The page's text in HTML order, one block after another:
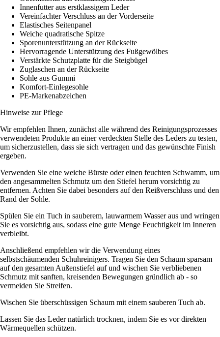
Innenfutter aus erstklassigem Leder
Vereinfachter Verschluss an der Vorderseite
Elastisches Seitenpanel
Weiche quadratische Spitze
Sporenunterstützung an der Rückseite
Hervorragende Unterstützung des Fußgewölbes
Verstärkte Schutzplatte für die Steigbügel
Zuglaschen an der Rückseite
Sohle aus Gummi
Komfort-Einlegesohle
PE-Markenabzeichen
Hinweise zur Pflege
Wir empfehlen Ihnen, zunächst alle während des Reinigungsprozesses
verwendeten Produkte an einer verdeckten Stelle des Leders zu testen,
um sicherzustellen, dass sie sich vertragen und das gewünschte Finish
ergeben.
Verwenden Sie eine weiche Bürste oder einen feuchten Schwamm, um
den angesammelten Schmutz um den Stiefel herum vorsichtig zu
entfernen. Achten Sie dabei besonders auf den Reißverschluss und den
Rand der Sohle.
Spülen Sie ein Tuch in sauberem, lauwarmem Wasser aus und wringen
Sie es vorsichtig aus, sodass eine gute Menge Feuchtigkeit im Inneren
verbleibt.
Anschließend empfehlen wir die Verwendung eines
selbstschäumenden Schuhreinigers. Tragen Sie den Schaum sparsam
auf den gesamten Außenstiefel auf und wischen Sie verbliebenen
Schmutz mit sanften, kreisenden Bewegungen gründlich ab - so
vermeiden Sie Streifen.
Wischen Sie überschüssigen Schaum mit einem sauberen Tuch ab.
Lassen Sie das Leder natürlich trocknen, indem Sie es vor direkten
Wärmequellen schützen.